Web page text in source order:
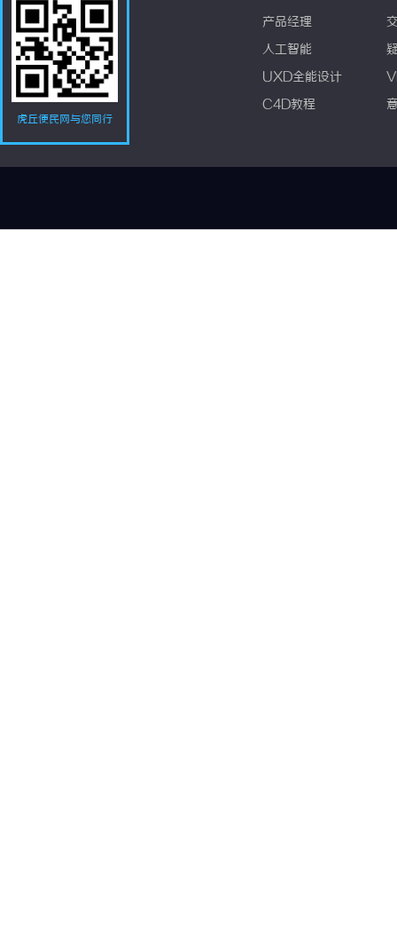
虎丘便民网与您同行
产品经理
人工智能
UXD全能设计
C4D教程